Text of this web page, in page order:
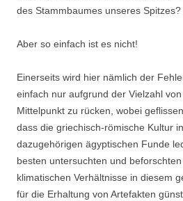
des Stammbaumes unseres Spitzes?
Aber so einfach ist es nicht!
Einerseits wird hier nämlich der
einfach nur aufgrund der Vielzahl
Mittelpunkt zu rücken, wobei
dass die griechisch-römische Kultur
dazugehörigen ägyptischen Funde
besten untersuchten und
klimatischen Verhältnisse in diesem
für die Erhaltung von Artefakten